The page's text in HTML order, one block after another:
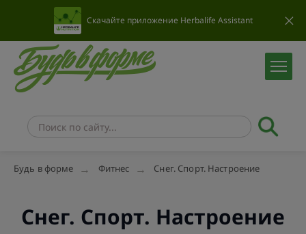
Скачайте приложение Herbalife Assistant
Будь в форме Фитнес Снег. Спорт. Настроение
Снег. Спорт. Настроение